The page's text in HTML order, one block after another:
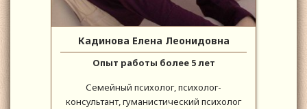
Кадинова Елена Леонидовна
Опыт работы более 5 лет
Семейный психолог, психолог-
консультант, гуманистический психолог